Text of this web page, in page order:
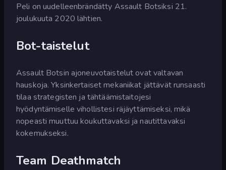
Peli on uudelleenbrändätty Assault Botsiksi 21.
joulukuuta 2020 lähtien.
Bot-taistelut
Assault Botsin ajoneuvotaistelut ovat valtavan
hauskoja. Yksinkertaiset mekaniikat jättävät runsaasti
tilaa strategisten ja tähtäämistaitojesi
hyödyntämiselle vihollistesi räjäyttämiseksi, mikä
nopeasti muuttuu koukuttavaksi ja nautittavaksi
kokemukseksi.
Team Deathmatch